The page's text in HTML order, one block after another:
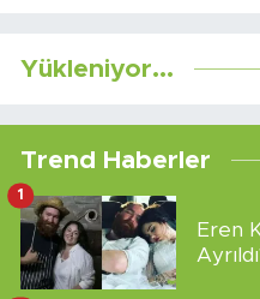
Yükleniyor...
Trend Haberler
Eren
1